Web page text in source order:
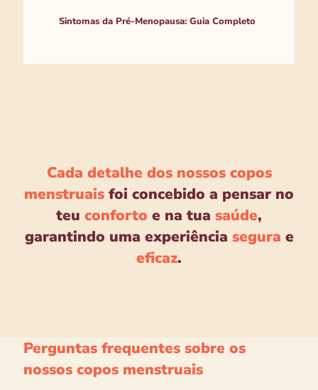
Sintomas da Pré-Menopausa: Guia Completo
Cada detalhe dos nossos copos
menstruais foi concebido a pensar no
teu conforto e na tua saúde,
garantindo uma experiência segura e
eficaz.
Perguntas frequentes sobre os
nossos copos menstruais